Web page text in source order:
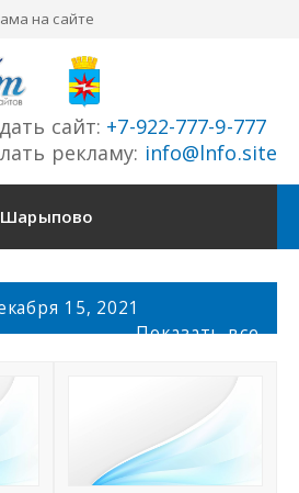
на сайте
сайт: +7-922-777-9-777
рекламу: info@lnfo.site
Шарыпово
15, 2021
Показать все